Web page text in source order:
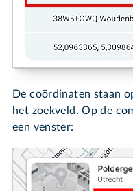
De coördinaten staan
het zoekveld. Op de
een venster: